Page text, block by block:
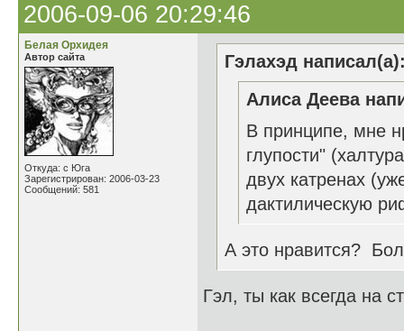
2006-09-06 20:29:46
Белая Орхидея
Автор сайта
Откуда: с Юга
Зарегистрирован: 2006-03-23
Сообщений: 581
Гэлахэд
Алиса Деева
В принципе, мне
глупости"
двух катренах
дактилическую
А это нравится?
Гэл, ты как всегда на